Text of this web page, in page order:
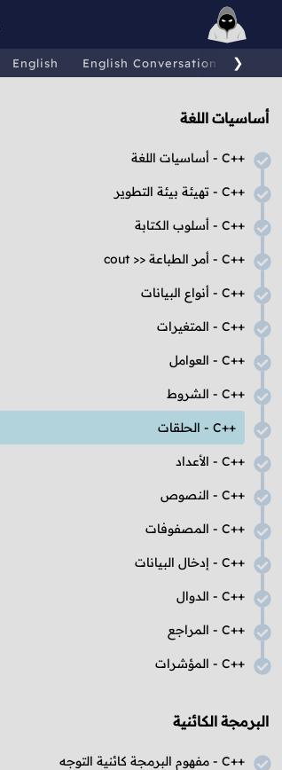
English English Conversations ❯
أساسيات اللغة
C++ - أساسيات اللغة
C++ - تهيئة بيئة التطوير
C++ - أسلوب الكتابة
C++ - أمر الطباعة cout >>
C++ - أنواع البيانات
C++ - المتغيرات
C++ - العوامل
C++ - الشروط
C++ - الحلقات
C++ - الأعداد
C++ - النصوص
C++ - المصفوفات
C++ - إدخال البيانات
C++ - الدوال
C++ - المراجع
C++ - المؤشرات
البرمجة الكائنية
C++ - مفهوم البرمجة كائنية التوجه